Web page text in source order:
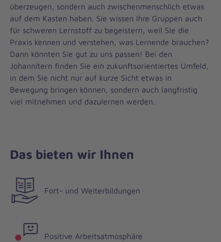
überzeugen, sondern auch zwischenmenschlich etwas
auf dem Kasten haben. Sie wissen Ihre Gruppen auch
für schweren Lernstoff zu begeistern, weil Sie die
Praxis kennen und verstehen, was Lernende brauchen?
Dann könnten Sie gut zu uns passen! Bei den
Johannitern finden Sie ein zukunftsorientiertes Umfeld,
in dem Sie nicht nur auf kurze Sicht etwas in
Bewegung bringen können, sondern auch langfristig
viel mitnehmen und dazulernen werden.
Das bieten wir Ihnen
Fort- und Weiterbildungen
Positive Arbeitsatmosphäre